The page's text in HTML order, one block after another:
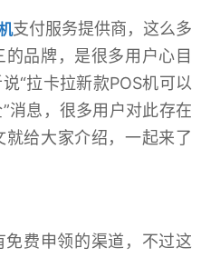
支付服务提供商，这么多
品牌，是很多用户心目
“拉卡拉新款POS机可以
消息，很多用户对此存在
给大家介绍，一起来了
费申领的渠道，不过这